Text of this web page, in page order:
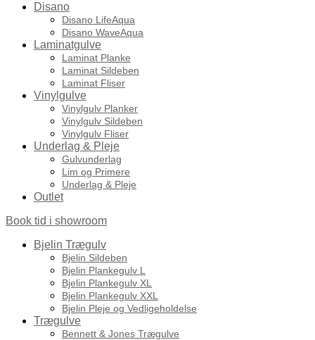
Disano
Disano LifeAqua
Disano WaveAqua
Laminatgulve
Laminat Planke
Laminat Sildeben
Laminat Fliser
Vinylgulve
Vinylgulv Planker
Vinylgulv Sildeben
Vinylgulv Fliser
Underlag & Pleje
Gulvunderlag
Lim og Primere
Underlag & Pleje
Outlet
Book tid i showroom
Bjelin Trægulv
Bjelin Sildeben
Bjelin Plankegulv L
Bjelin Plankegulv XL
Bjelin Plankegulv XXL
Bjelin Pleje og Vedligeholdelse
Trægulve
Bennett & Jones Trægulve